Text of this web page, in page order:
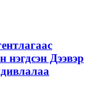
Дээвэр